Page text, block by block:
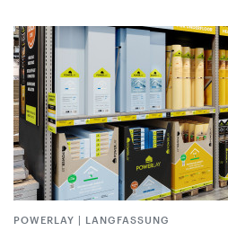
POWERLAY | LANGFASSUNG